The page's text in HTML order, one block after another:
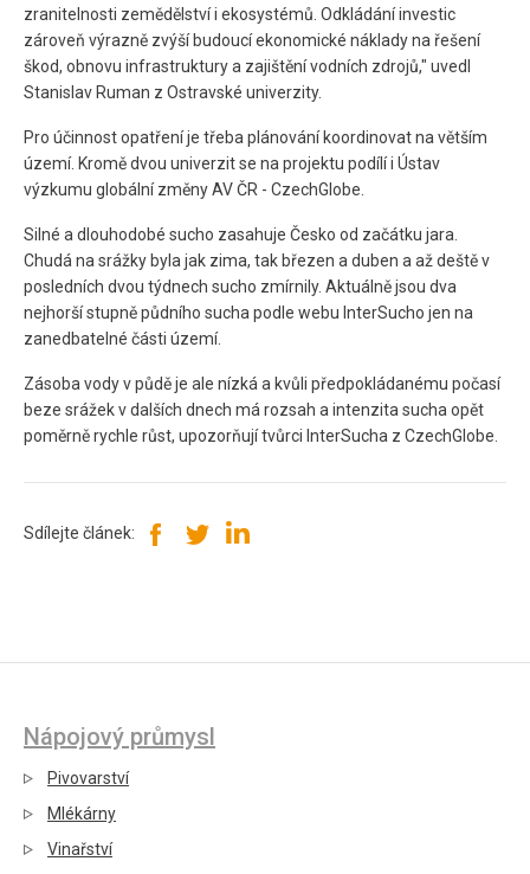
zranitelnosti zemědělství i ekosystémů. Odkládání investic
zároveň výrazně zvýší budoucí ekonomické náklady na řešení
škod, obnovu infrastruktury a zajištění vodních zdrojů," uvedl
Stanislav Ruman z Ostravské univerzity.
Pro účinnost opatření je třeba plánování koordinovat na větším
území. Kromě dvou univerzit se na projektu podílí i Ústav
výzkumu globální změny AV ČR - CzechGlobe.
Silné a dlouhodobé sucho zasahuje Česko od začátku jara.
Chudá na srážky byla jak zima, tak březen a duben a až deště v
posledních dvou týdnech sucho zmírnily. Aktuálně jsou dva
nejhorší stupně půdního sucha podle webu InterSucho jen na
zanedbatelné části území.
Zásoba vody v půdě je ale nízká a kvůli předpokládanému počasí
beze srážek v dalších dnech má rozsah a intenzita sucha opět
poměrně rychle růst, upozorňují tvůrci InterSucha z CzechGlobe.
Sdílejte článek:
Nápojový průmysl
Pivovarství
Mlékárny
Vinařství